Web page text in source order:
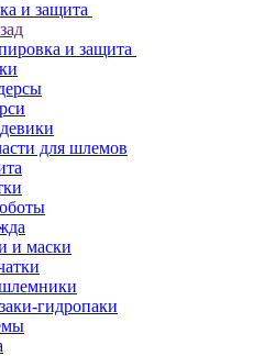
и защита
и защита
для шлемов
и маски
гидропаки